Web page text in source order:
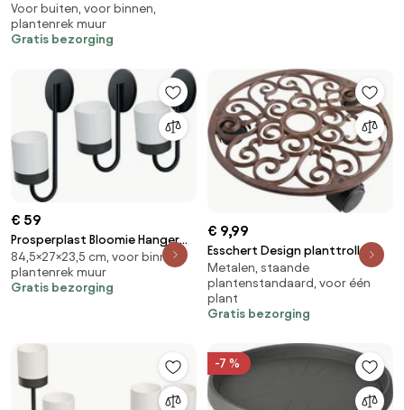
Verticale Tuin - Antraciet - 12
Potten - Modulair
Voor buiten, voor binnen,
plantenrek muur
Gratis bezorging
€ 59
Prosperplast Bloomie Hanger
Set - Wandplantenbakken Wit -
3 stuks - 27x23,5x84,5 cm
84,5×27×23,5 cm, voor binnen,
plantenrek muur
Gratis bezorging
€ 9,99
Esschert Design planttrolley
rond S
Metalen, staande
plantenstandaard, voor één
plant
Gratis bezorging
-7 %